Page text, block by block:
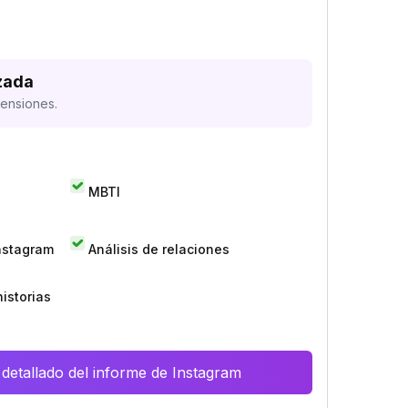
MBTI
Análisis de relaciones
del informe de Instagram